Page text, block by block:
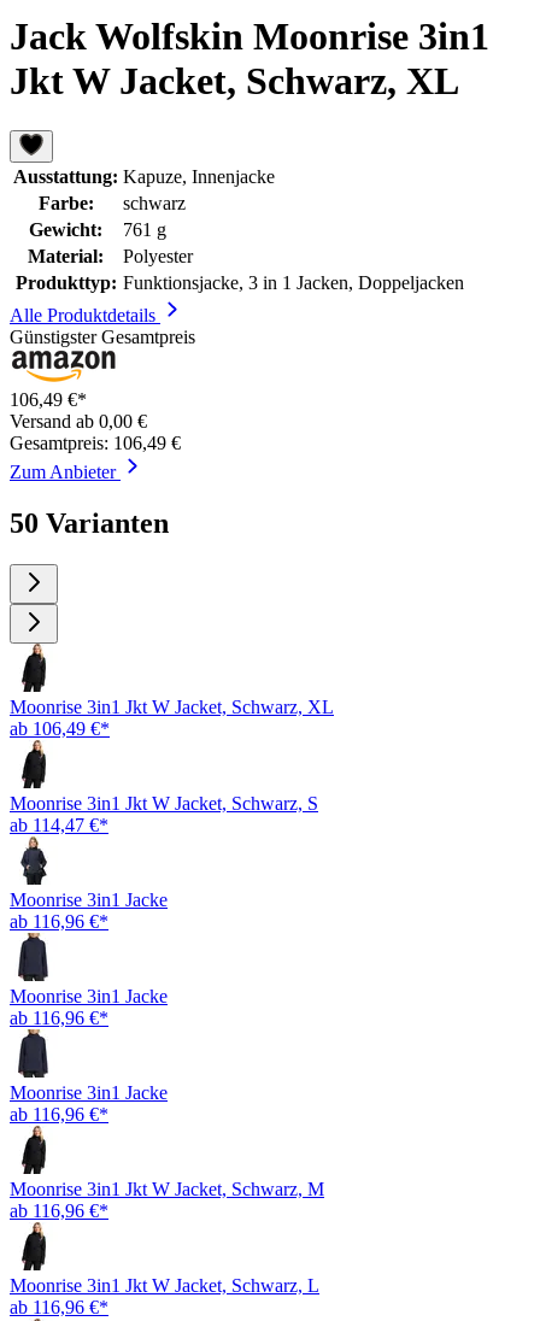
Jack Wolfskin Moonrise 3in1
Jkt W Jacket, Schwarz, XL
Ausstattung: Kapuze, Innenjacke
Farbe:
schwarz
Gewicht:
761 g
Material:
Polyester
Produkttyp: Funktionsjacke, 3 in 1 Jacken, Doppeljacken
Alle Produktdetails
Günstigster Gesamtpreis
106,49 €*
Versand ab 0,00 €
Gesamtpreis: 106,49 €
Zum Anbieter
50 Varianten
Moonrise 3in1 Jkt W Jacket, Schwarz, XL
ab 106,49 €*
Moonrise 3in1 Jkt W Jacket, Schwarz, S
ab 114,47 €*
Moonrise 3in1 Jacke
ab 116,96 €*
Moonrise 3in1 Jacke
ab 116,96 €*
Moonrise 3in1 Jacke
ab 116,96 €*
Moonrise 3in1 Jkt W Jacket, Schwarz, M
ab 116,96 €*
Moonrise 3in1 Jkt W Jacket, Schwarz, L
ab 116,96 €*